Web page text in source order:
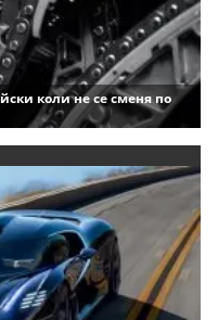
коли не се сменя по